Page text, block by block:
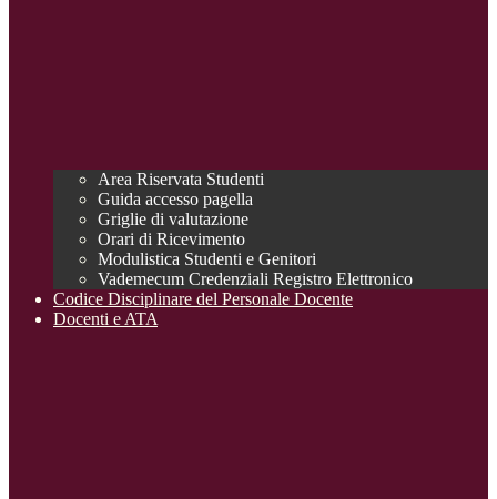
Area Riservata Studenti
Guida accesso pagella
Griglie di valutazione
Orari di Ricevimento
Modulistica Studenti e Genitori
Vademecum Credenziali Registro Elettronico
Codice Disciplinare del Personale Docente
Docenti e ATA